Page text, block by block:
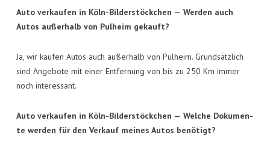
Auto ver­kau­fen in Köln-Bil­der­stöck­chen — Wer­den auch
Autos außer­halb von Pul­heim gekauft?
Ja, wir kau­fen Autos auch außer­halb von Pul­heim. Grund­sätz­lich
sind Ange­bo­te mit einer Ent­fer­nung von bis zu 250 Km immer
noch interessant.
Auto ver­kau­fen in Köln-Bil­der­stöck­chen — Wel­che Doku­men­
te wer­den für den Ver­kauf mei­nes Autos benötigt?